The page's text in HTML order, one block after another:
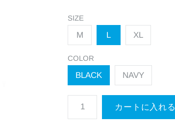
SIZE
M L XL
COLOR
BLACK NAVY